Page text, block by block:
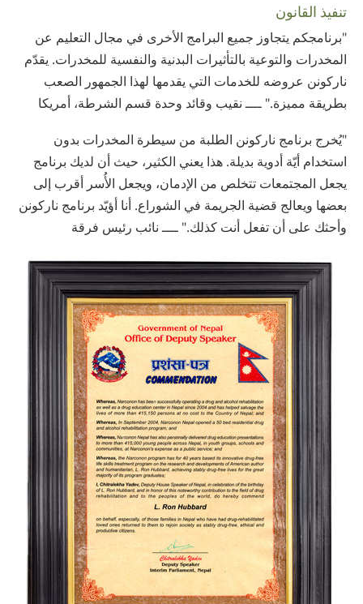
تنفيذ القانون
"برنامجكم يتجاوز جميع البرامج الأخرى في مجال التعليم عن
المخدرات والتوعية بالتأثيرات البدنية والنفسية للمخدرات. يقدّم
ناركونن عروضه للخدمات التي يقدمها لهذا الجمهور الصعب
بطريقة مميزة." ــــ نقيب وقائد وحدة قسم الشرطة، أمريكا
"يُخرج برنامج ناركونن الطلبة من سيطرة المخدرات بدون
استخدام أيّة أدوية بديلة. هذا يعني الكثير، حيث أن لديك برنامج
يجعل المجتمعات تتخلص من الإدمان، ويجعل الأُسر أقرب إلى
بعضها ويعالج قضية الجريمة في الشوراع. أنا أؤيّد برنامج ناركونن
وأحثك على أن تفعل أنت كذلك." ــــ نائب رئيس فرقة